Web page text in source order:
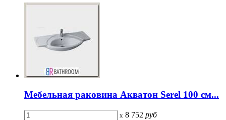
Мебельная раковина Акватон Serel 100 см...
x 8 752 руб